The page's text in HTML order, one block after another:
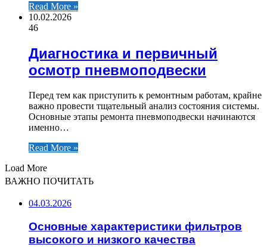
Read More »
10.02.2026
46
Диагностика и первичный
осмотр пневмоподвески
Перед тем как приступить к ремонтным работам, крайне
важно провести тщательный анализ состояния системы.
Основные этапы ремонта пневмоподвески начинаются
именно…
Read More »
Load More
ВАЖНО ПОЧИТАТЬ
04.03.2026
Основные характеристики фильтров
высокого и низкого качества